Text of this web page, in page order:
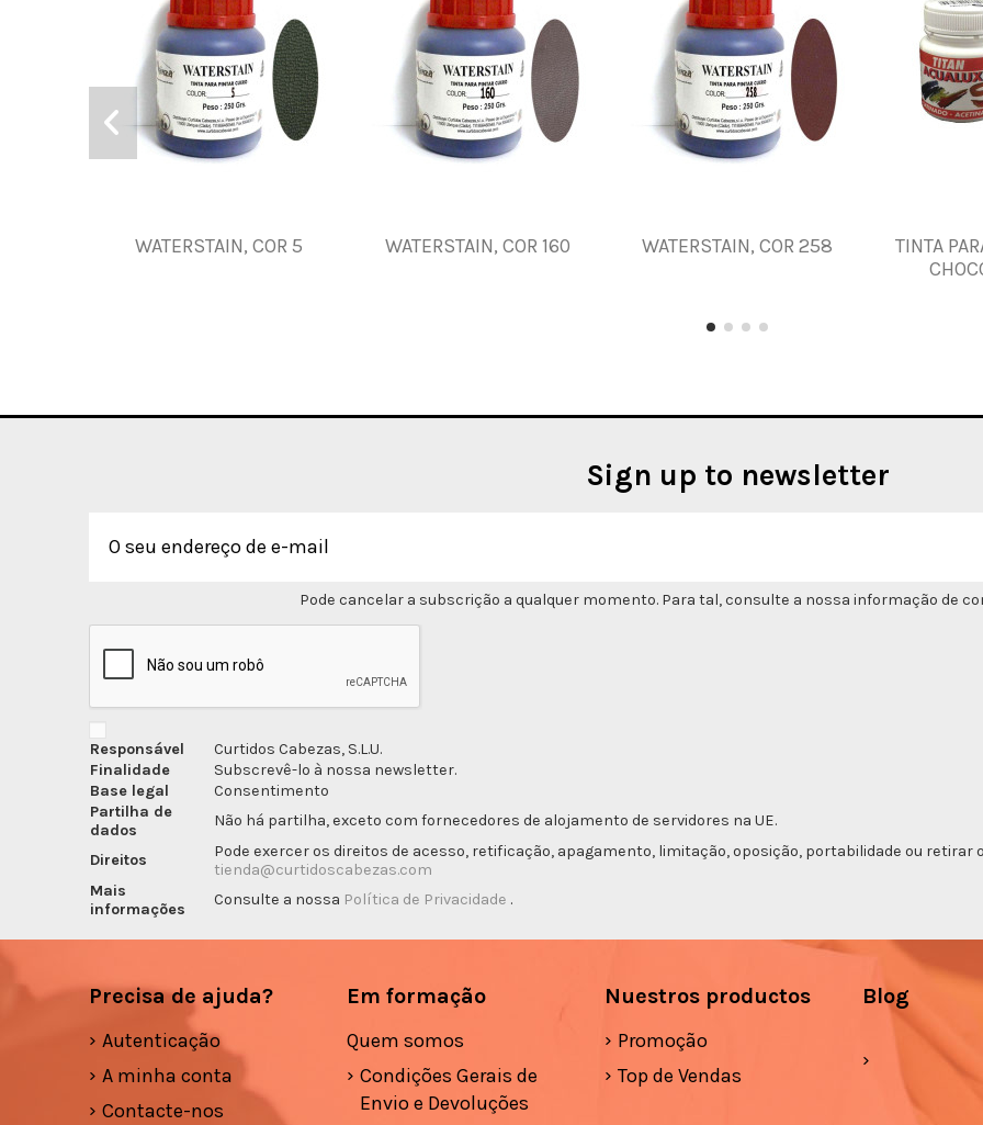
WATERSTAIN, COR 5 WATERSTAIN, COR 160 WATERSTAIN, COR 258
TINTA
Sign up to newsletter
Pode cancelar a subscrição a qualquer momento. Para tal, consulte a nossa informação de
Responsável
Curtidos Cabezas, S.L.U.
Finalidade
Subscrevê-lo à nossa newsletter.
Base legal
Consentimento
Partilha de
dados
Não há partilha, exceto com fornecedores de alojamento de servidores na UE.
Direitos
Pode exercer os direitos de acesso, retificação, apagamento, limitação, oposição, portabilidade ou
tienda@curtidoscabezas.com
Mais
informações
Consulte a nossa Política de Privacidade .
Precisa de ajuda?
Autenticação
A minha conta
Contacte-nos
Em formação
Quem somos
Condições Gerais de
Envio e Devoluções
Nuestros productos
Promoção
Top de Vendas
Blog